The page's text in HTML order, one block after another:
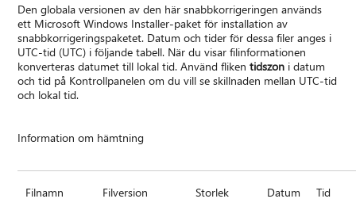
Den globala versionen av den här snabbkorrigeringen används
ett Microsoft Windows Installer-paket för installation av
snabbkorrigeringspaketet. Datum och tider för dessa filer anges i
UTC-tid (UTC) i följande tabell. När du visar filinformationen
konverteras datumet till lokal tid. Använd flikentidszon i datum
och tid på Kontrollpanelen om du vill se skillnaden mellan UTC-tid
och lokal tid.
Information om hämtning
Filnamn Filversion Storlek Datum Tid